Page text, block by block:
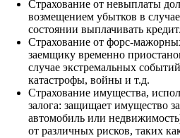
Страхование от невыплаты
возмещением убытков в
состоянии выплачивать кредит.
Страхование от форс-
заемщику временно
случае экстремальных
катастрофы, войны и т.д.
Страхование имущества,
залога: защищает имущество
автомобиль или
от различных рисков, таких